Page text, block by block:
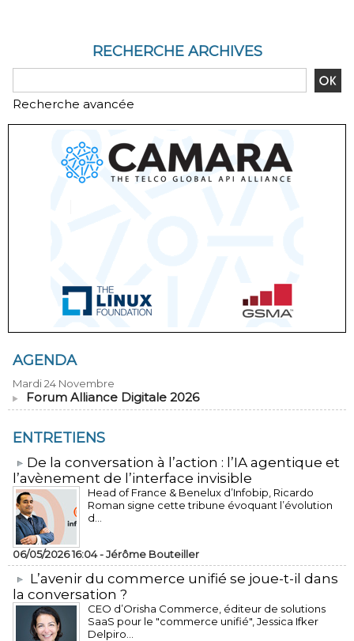
RECHERCHE ARCHIVES
Recherche avancée
AGENDA
Mardi 24 Novembre
Forum Alliance Digitale 2026
ENTRETIENS
​De la conversation à l’action : l’IA agentique et
l’avènement de l’interface invisible
Head of France & Benelux d’Infobip, Ricardo
Roman signe cette tribune évoquant l’évolution
d...
06/05/2026 16:04 -Jérôme Bouteiller
L’avenir du commerce unifié se joue-t-il dans
la conversation ?
CEO d’Orisha Commerce, éditeur de solutions
SaaS pour le "commerce unifié", Jessica Ifker
Delpiro...